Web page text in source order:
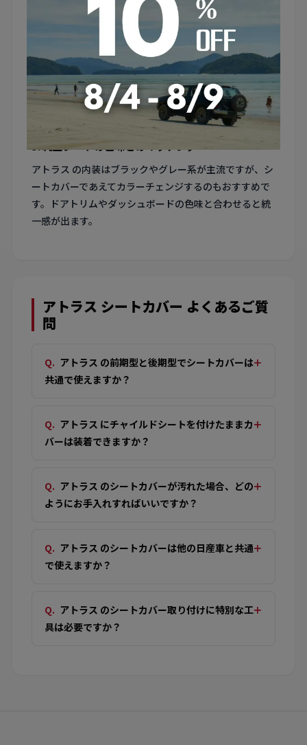
4. フロントシートのスライド量を活用した装着
アトラス はコンパクトカーのため室内作業スペースが限
られます。フロントシートを最前方にスライドさせてリ
ア側から作業すると、背面のカバー装着が格段にやりや
5. 純正シートの色味とのマッチング
アトラス の内装はブラックやグレー系が主流ですが、シ
ートカバーであえてカラーチェンジするのもおすすめで
す。ドアトリムやダッシュボードの色味と合わせると統
一感が出ます。
アトラス シートカバー よくあるご質
問
アトラス の前期型と後期型でシートカバーは
共通で使えますか？
アトラス にチャイルドシートを付けたままカ
バーは装着できますか？
アトラス のシートカバーが汚れた場合、どの
ようにお手入れすればいいですか？
アトラス のシートカバーは他の日産車と共通
で使えますか？
アトラス のシートカバー取り付けに特別な工
具は必要ですか？